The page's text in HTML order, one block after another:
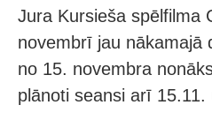
Jura Kursieša spēlfilma
novembrī jau nākamajā
no 15. novembra
plānoti seansi arī 15.11.